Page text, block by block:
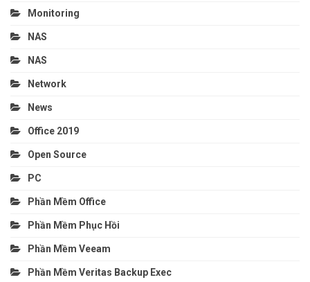
Monitoring
NAS
NAS
Network
News
Office 2019
Open Source
PC
Phần Mềm Office
Phần Mềm Phục Hồi
Phần Mềm Veeam
Phần Mềm Veritas Backup Exec